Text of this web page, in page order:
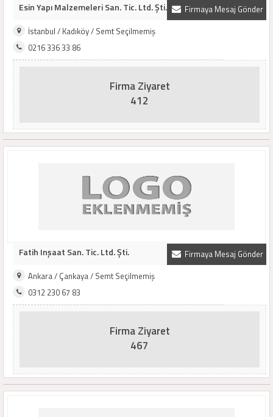
Firmaya Mesaj Gönder
Esin Yapı Malzemeleri San. Tic. Ltd. Şti.
İstanbul / Kadıköy / Semt Seçilmemiş
0216 336 33 86
Firma Ziyaret
412
Firmaya Mesaj Gönder
Fatih Inşaat San. Tic. Ltd. Şti.
Ankara / Çankaya / Semt Seçilmemiş
0312 230 67 83
Firma Ziyaret
467